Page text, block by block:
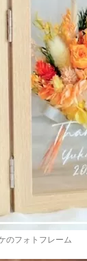
のフォトフレーム